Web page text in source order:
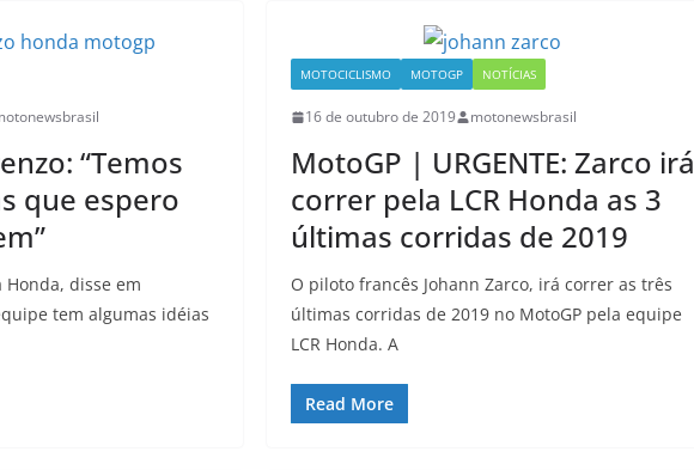
“Temos
que espero
Honda, disse em
tem algumas idéias
MOTOCICLISMO MOTOGP NOTÍCIAS
16 de outubro de 2019 motonewsbrasil
MotoGP | URGENTE: Zarco irá
correr pela LCR Honda as 3
últimas corridas de 2019
O piloto francês Johann Zarco, irá correr as três
últimas corridas de 2019 no MotoGP pela equipe
LCR Honda. A
Read More